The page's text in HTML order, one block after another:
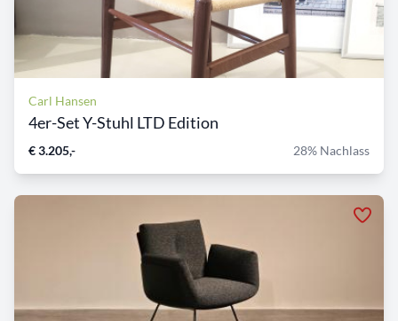
Carl Hansen
4er-Set Y-Stuhl LTD Edition
€ 3.205,- 28% Nachlass